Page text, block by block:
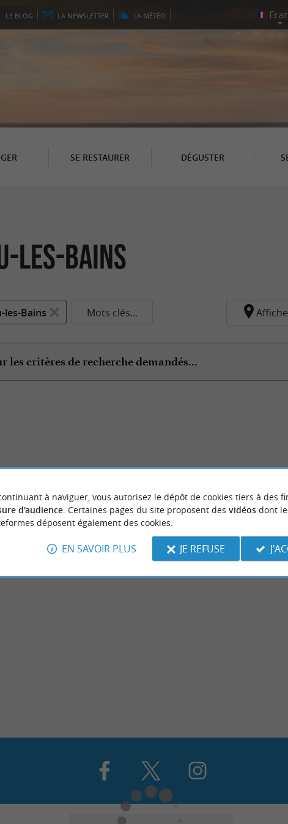
LE BLOG LA NEWSLETTER LA MÉTÉO
SE RESTAURER DÉGUSTER
les-Bains
les-Bains Mots clés...
les critères de recherche demandés...
à naviguer, vous autorisez le dépôt de cookies tiers à des
d'audience. Certaines pages du site proposent des vidéosdont
déposent également des cookies.
EN SAVOIR PLUS JE REFUSE